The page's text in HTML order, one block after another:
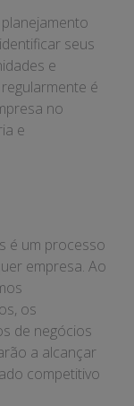
seus
e
é
no
e
é um processo
empresa. Ao
os
de negócios
a alcançar
competitivo